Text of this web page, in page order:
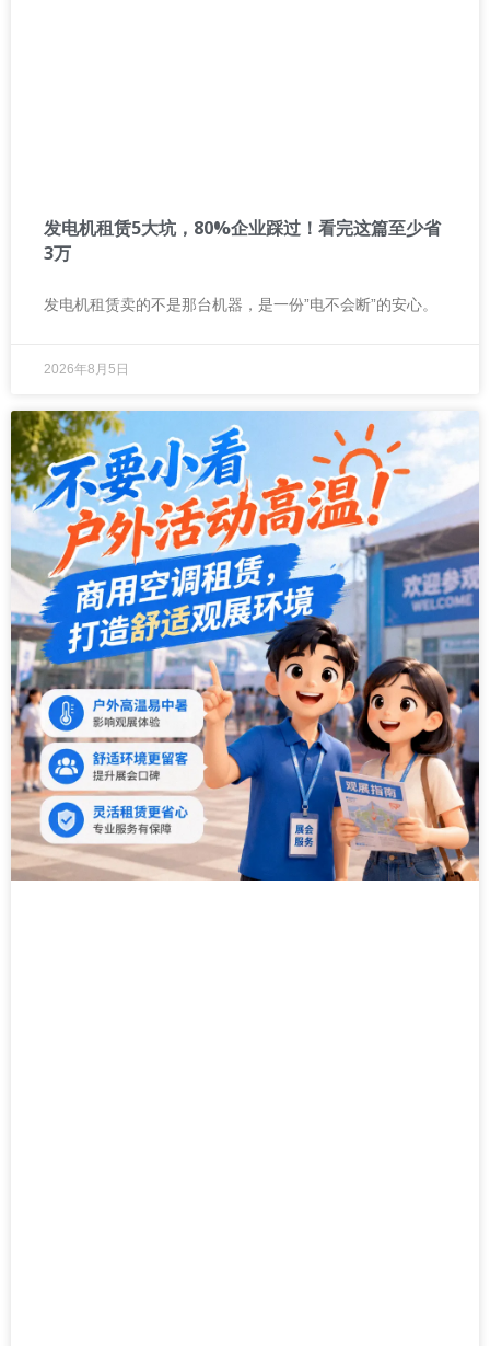
发电机租赁5大坑，80%企业踩过！看完这篇至少省
3万
发电机租赁卖的不是那台机器，是一份”电不会断”的安心。
2026年8月5日